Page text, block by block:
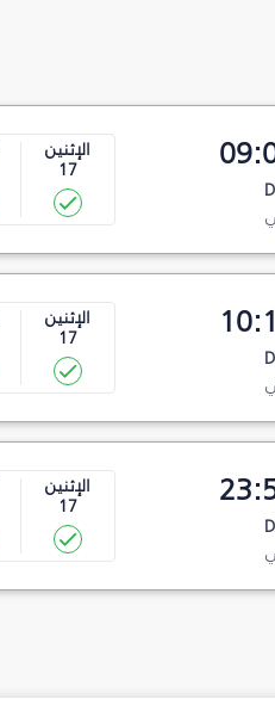
الإثنين
17
الإثنين
17
الإثنين
17